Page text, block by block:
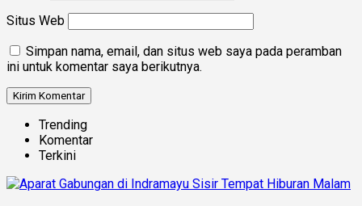
Situs Web
Simpan nama, email, dan situs web saya pada peramban
ini untuk komentar saya berikutnya.
Trending
Komentar
Terkini